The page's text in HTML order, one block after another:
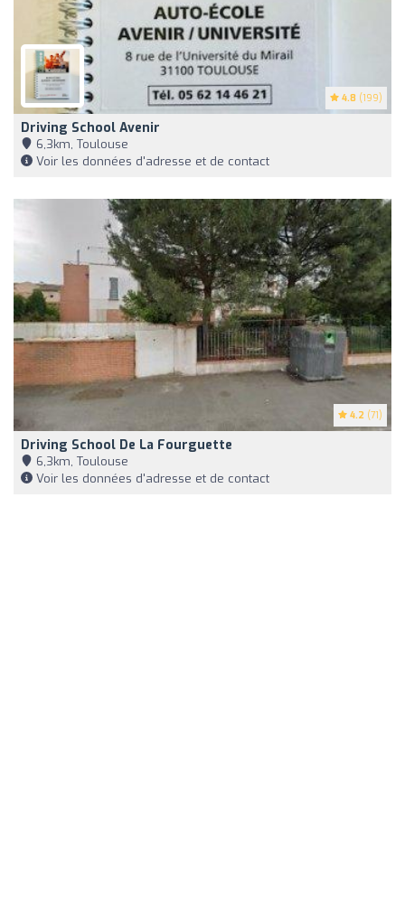
4.8 (199)
Driving School Avenir
6,3km, Toulouse
Voir les données d'adresse et de contact
4.2 (71)
Driving School De La Fourguette
6,3km, Toulouse
Voir les données d'adresse et de contact